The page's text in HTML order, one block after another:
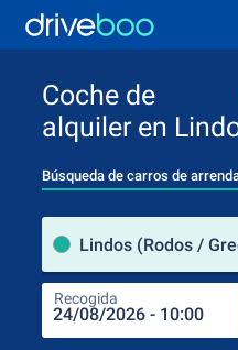
Coche de
alquiler en
Búsqueda de carros de
Lindos (Rodos /
Recogida